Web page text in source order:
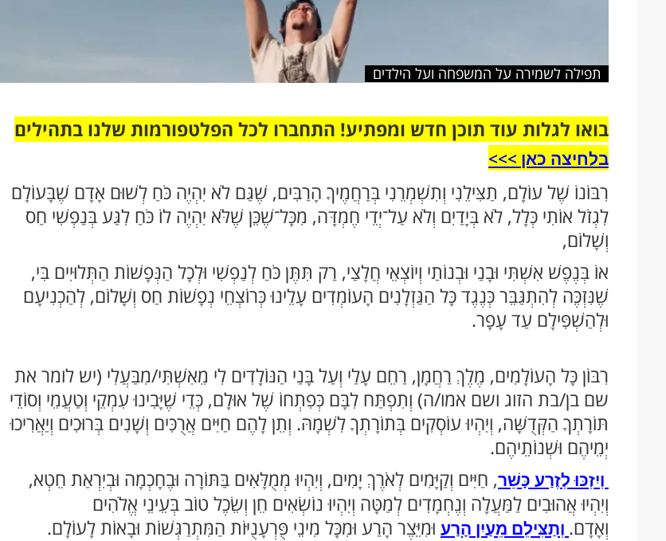
תפילה לשמירה על המשפחה ועל הילדים
בואו לגלות עוד תוכן חדש ומפתיע! התחברו לכל הפלטפורמות שלנו בתהילים
בלחיצה כאן >>>​
רִבּוֹנוֹ שֶׁל עוֹלָם, תַצִּילֵנִי וְתִשְׁמְרֵנִי בְּרַחֲמֶיךָ הָרַבִּים, שֶׁגַּם לֹא יִהְיֶה כֹּחַ לְשׁוּם אָדָם שֶׁבָּעוֹלָם
לִגְזֹל אוֹתִי כְּלָל, לֹא בְּיָדַיִם וְלֹא עַל־יְדֵי חֶמְדָּה, מִכָּל־שֶׁכֵּן שֶׁלֹּא יִהְיֶה לוֹ כֹּחַ לִגַּע בְּנַפְשִׁי חַס
וְשָׁלוֹם,
אוֹ בְּנֶפֶשׁ אִשְׁתִּי וּבָנַי וּבְנוֹתַי וְיוֹצְאֵי חֲלָצַי, רַק תִּתֶּן כֹּחַ לְנַפְשִׁי וּלְכָל הַנְּפָשׁוֹת הַתְּלוּיִים בִּי,
שֶׁנִּזְכֶּה לְהִתְגַּבֵּר כְּנֶגֶד כָּל הַגַּזְלָנִים הָעוֹמְדִים עָלֵינוּ כְּרוֹצְחֵי נְפָשׁוֹת חַס וְשָׁלוֹם, לְהַכְנִיעָם
וּלְהַשְׁפִּילָם עַד עָפָר.
רִבּוֹן כָּל הָעוֹלָמִים, מֶלֶךְ רַחֲמָן, רַחֵם עָלַי וְעַל בָּנַי הַנּוֹלָדִים לִי מֵאִשְׁתִּי/מִבַּעֲלִי (יש לומר את
שם בן/בת הזוג ושם אמו/ה) וְתִפְתַּח לִבָּם כְּפִתְחוֹ שֶׁל אוּלָם, כְּדֵי שֶׁיָּבִינוּ עִמְקֵי וְטַעֲמֵי וְסוֹדֵי
תּוֹרָתְךָ הַקְּדֻשָּׁה, וְיִהְיוּ עוֹסְקִים בְּתוֹרָתְךָ לִשְׁמָהּ. וְתֵן לָהֶם חַיִּים אֲרֻכִּים וְשָׁנִים בְּרוּכִים וְיַאֲרִיכוּ
יְמֵיהֶם וּשְׁנוֹתֵיהֶם.
וְיִזְכּוּ לְזֶרַע כָּשֵׁר, חַיִּים וְקַיָּמִים לְאֹרֶךְ יָמִים, וְיִהְיוּ מְמֻלָּאִים בַּתּוֹרָה וּבֶחָכְמָה וּבְיִרְאַת חֵטְא,
וְיִהְיוּ אֲהוּבִים לַמַּעֲלָה וְנֶחְמָדִים לְמַטָּה וְיִהְיוּ נוֹשְׂאִים חֵן וְשֵׂכֶל טוֹב בְּעֵינֵי אֱלֹהִים
וְאָדָם. וְתַצִּילֵם מֵעַיִן הָרַע וּמִיֵּצֶר הָרַע וּמִכָּל מִינֵי פֻּרְעָנֻיּוֹת הַמִּתְרַגְּשׁוֹת וּבָאוֹת לָעוֹלָם.